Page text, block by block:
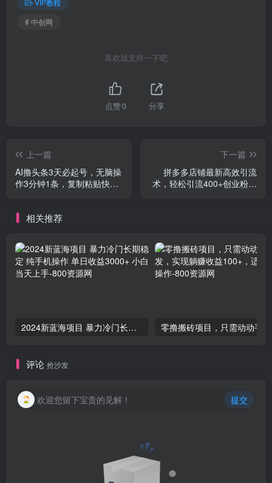
VIP教程
# 中创网
喜欢就支持一下吧
点赞0 分享
上一篇
AI撸头条3天必起号，无脑操
作3分钟1条，复制粘贴快速
下一篇
拼多多店铺最新高效引流
术，轻松引流400+创业粉，
相关推荐
2024新蓝海项目 暴力冷门长期稳定 纯手机操作 单日收益3000+ 小白当天上手
评论 抢沙发
欢迎您留下宝贵的见解！ 提交